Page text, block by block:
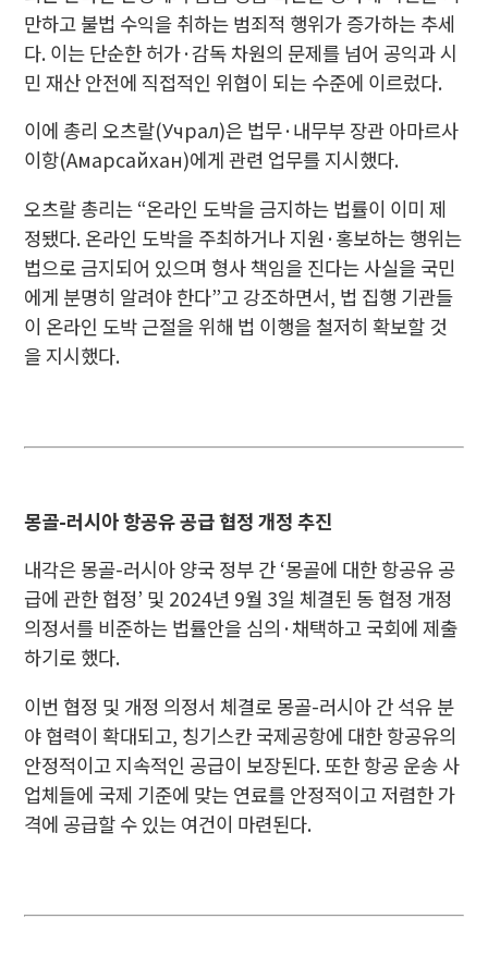
만하고 불법 수익을 취하는 범죄적 행위가 증가하는 추세
다. 이는 단순한 허가·감독 차원의 문제를 넘어 공익과 시
민 재산 안전에 직접적인 위협이 되는 수준에 이르렀다.
이에 총리 오츠랄(Учрал)은 법무·내무부 장관 아마르사
이항(Амарсайхан)에게 관련 업무를 지시했다.
오츠랄 총리는 “온라인 도박을 금지하는 법률이 이미 제
정됐다. 온라인 도박을 주최하거나 지원·홍보하는 행위는
법으로 금지되어 있으며 형사 책임을 진다는 사실을 국민
에게 분명히 알려야 한다”고 강조하면서, 법 집행 기관들
이 온라인 도박 근절을 위해 법 이행을 철저히 확보할 것
을 지시했다.
몽골-러시아 항공유 공급 협정 개정 추진
내각은 몽골-러시아 양국 정부 간 ‘몽골에 대한 항공유 공
급에 관한 협정’ 및 2024년 9월 3일 체결된 동 협정 개정
의정서를 비준하는 법률안을 심의·채택하고 국회에 제출
하기로 했다.
이번 협정 및 개정 의정서 체결로 몽골-러시아 간 석유 분
야 협력이 확대되고, 칭기스칸 국제공항에 대한 항공유의
안정적이고 지속적인 공급이 보장된다. 또한 항공 운송 사
업체들에 국제 기준에 맞는 연료를 안정적이고 저렴한 가
격에 공급할 수 있는 여건이 마련된다.